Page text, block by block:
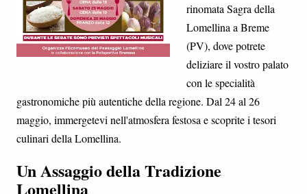
rinomata Sagra della
Lomellina a Breme
(PV), dove potrete
deliziare il vostro palato
con le specialità
gastronomiche più autentiche della regione. Dal 24 al 26
maggio, immergetevi nell'atmosfera festosa e scoprite i tesori
culinari della Lomellina.
Un Assaggio della Tradizione
Lomellina